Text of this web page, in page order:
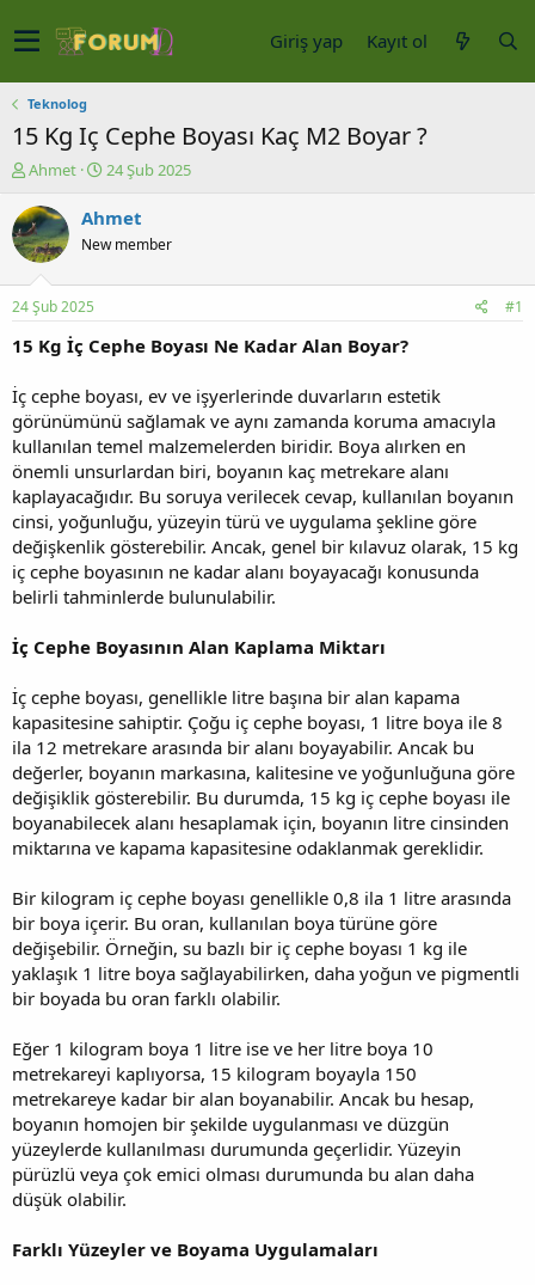
Giriş yap Kayıt ol
Teknolog
15 Kg Iç Cephe Boyası Kaç M2 Boyar ?
K
n
u
y
b
a
ş
t
a
n
Ahmet
B
ş
a
ç
r
i
h
i
24 Şub 2025
Ahmet
New member
24 Şub 2025 #1
15 Kg İç Cephe Boyası Ne Kadar Alan Boyar?
İç cephe boyası, ev ve işyerlerinde duvarların estetik
görünümünü sağlamak ve aynı zamanda koruma amacıyla
kullanılan temel malzemelerden biridir. Boya alırken en
önemli unsurlardan biri, boyanın kaç metrekare alanı
kaplayacağıdır. Bu soruya verilecek cevap, kullanılan boyanın
cinsi, yoğunluğu, yüzeyin türü ve uygulama şekline göre
değişkenlik gösterebilir. Ancak, genel bir kılavuz olarak, 15 kg
iç cephe boyasının ne kadar alanı boyayacağı konusunda
belirli tahminlerde bulunulabilir.
İç Cephe Boyasının Alan Kaplama Miktarı
İç cephe boyası, genellikle litre başına bir alan kapama
kapasitesine sahiptir. Çoğu iç cephe boyası, 1 litre boya ile 8
ila 12 metrekare arasında bir alanı boyayabilir. Ancak bu
değerler, boyanın markasına, kalitesine ve yoğunluğuna göre
değişiklik gösterebilir. Bu durumda, 15 kg iç cephe boyası ile
boyanabilecek alanı hesaplamak için, boyanın litre cinsinden
miktarına ve kapama kapasitesine odaklanmak gereklidir.
Bir kilogram iç cephe boyası genellikle 0,8 ila 1 litre arasında
bir boya içerir. Bu oran, kullanılan boya türüne göre
değişebilir. Örneğin, su bazlı bir iç cephe boyası 1 kg ile
yaklaşık 1 litre boya sağlayabilirken, daha yoğun ve pigmentli
bir boyada bu oran farklı olabilir.
Eğer 1 kilogram boya 1 litre ise ve her litre boya 10
metrekareyi kaplıyorsa, 15 kilogram boyayla 150
metrekareye kadar bir alan boyanabilir. Ancak bu hesap,
boyanın homojen bir şekilde uygulanması ve düzgün
yüzeylerde kullanılması durumunda geçerlidir. Yüzeyin
pürüzlü veya çok emici olması durumunda bu alan daha
düşük olabilir.
Farklı Yüzeyler ve Boyama Uygulamaları